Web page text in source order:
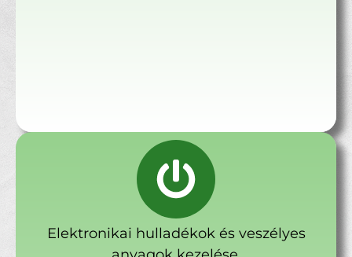
Elektronikai hulladékok és veszélyes